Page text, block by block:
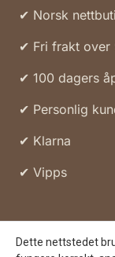
✔ Norsk
✔ Fri frakt over
✔ 100 dagers
✔ Personlig
✔ Klarna
✔ Vipps
Dette nettstedet